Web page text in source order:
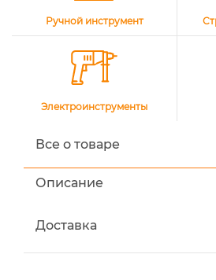
Ручной инструмент
Электроинструменты
Все о товаре
Описание
Доставка